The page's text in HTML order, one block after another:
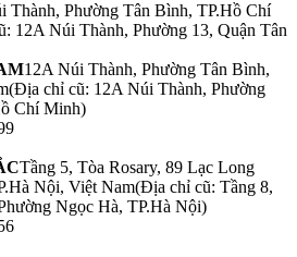
Thành, Phường Tân Bình, TP.Hồ Chí
12A Núi Thành, Phường 13, Quận Tân
12A Núi Thành, Phường Tân Bình,
(Địa chỉ cũ: 12A Núi Thành, Phường
Chí Minh)
Tầng 5, Tòa Rosary, 89 Lạc Long
Nội, Việt Nam(Địa chỉ cũ: Tầng 8,
Ngọc Hà, TP.Hà Nội)